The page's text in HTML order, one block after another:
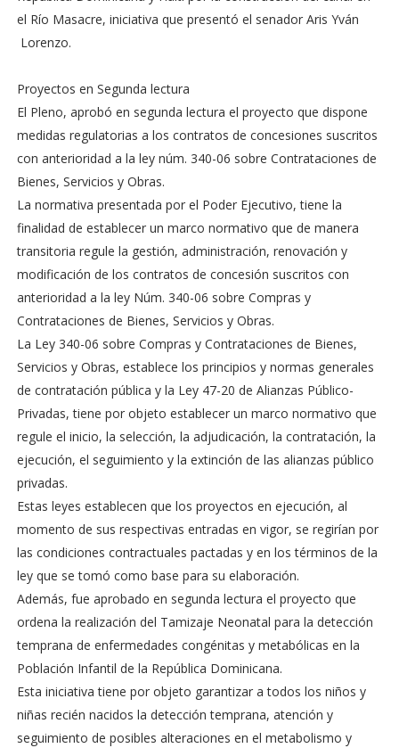
el Río Masacre, iniciativa que presentó el senador Aris Yván
Lorenzo.
Proyectos en Segunda lectura
El Pleno, aprobó en segunda lectura el proyecto que dispone
medidas regulatorias a los contratos de concesiones suscritos
con anterioridad a la ley núm. 340-06 sobre Contrataciones de
Bienes, Servicios y Obras.
La normativa presentada por el Poder Ejecutivo, tiene la
finalidad de establecer un marco normativo que de manera
transitoria regule la gestión, administración, renovación y
modificación de los contratos de concesión suscritos con
anterioridad a la ley Núm. 340-06 sobre Compras y
Contrataciones de Bienes, Servicios y Obras.
La Ley 340-06 sobre Compras y Contrataciones de Bienes,
Servicios y Obras, establece los principios y normas generales
de contratación pública y la Ley 47-20 de Alianzas Público-
Privadas, tiene por objeto establecer un marco normativo que
regule el inicio, la selección, la adjudicación, la contratación, la
ejecución, el seguimiento y la extinción de las alianzas público
privadas.
Estas leyes establecen que los proyectos en ejecución, al
momento de sus respectivas entradas en vigor, se regirían por
las condiciones contractuales pactadas y en los términos de la
ley que se tomó como base para su elaboración.
Además, fue aprobado en segunda lectura el proyecto que
ordena la realización del Tamizaje Neonatal para la detección
temprana de enfermedades congénitas y metabólicas en la
Población Infantil de la República Dominicana.
Esta iniciativa tiene por objeto garantizar a todos los niños y
niñas recién nacidos la detección temprana, atención y
seguimiento de posibles alteraciones en el metabolismo y